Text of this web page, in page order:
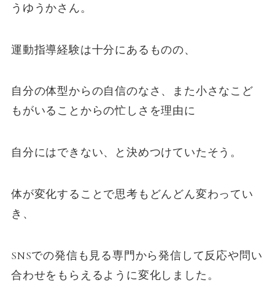
うゆうかさん。
運動指導経験は十分にあるものの、
自分の体型からの自信のなさ、また小さなこど
もがいることからの忙しさを理由に
自分にはできない、と決めつけていたそう。
体が変化することで思考もどんどん変わってい
き、
SNSでの発信も見る専門から発信して反応や問い
合わせをもらえるように変化しました。